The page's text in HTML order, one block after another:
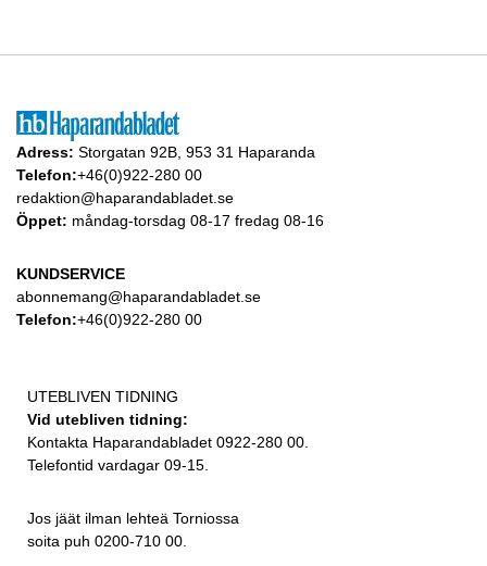
Adress: Storgatan 92B, 953 31 Haparanda
Telefon:+46(0)922-280 00
redaktion@haparandabladet.se
Öppet: måndag-torsdag 08-17 fredag 08-16
KUNDSERVICE
abonnemang@haparandabladet.se
Telefon:+46(0)922-280 00
UTEBLIVEN TIDNING
Vid utebliven tidning:
Kontakta Haparandabladet 0922-280 00.
Telefontid vardagar 09-15.
Jos jäät ilman lehteä Torniossa
soita puh 0200-710 00.